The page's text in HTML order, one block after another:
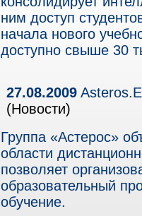
ним доступ
начала нового
доступно свыше 30
27.08.2009
(Новости)
Группа «Астерос»
области
позволяет
образовательный
обучение.